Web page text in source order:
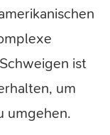
ist
um
umgehen.